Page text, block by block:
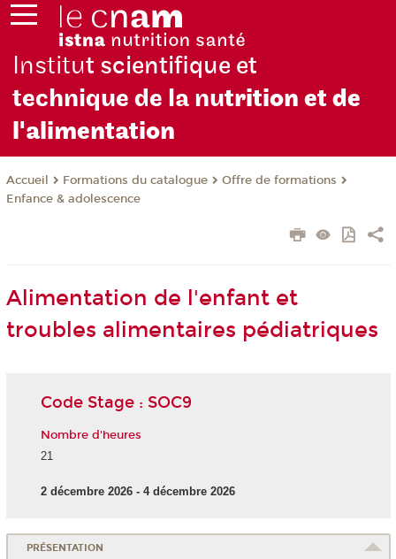
Institut scientifique et
technique de la nutrition et de
l'alimentation
Accueil Formations du catalogue
Offre de formations
Enfance & adolescence
Alimentation de l'enfant et
troubles alimentaires pédiatriques
Code Stage : SOC9
Nombre d'heures
21
2 décembre 2026 - 4 décembre 2026
PRÉSENTATION